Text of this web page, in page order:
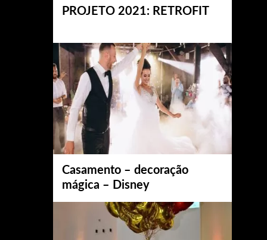
PROJETO 2021: RETROFIT
Casamento – decoração
mágica – Disney